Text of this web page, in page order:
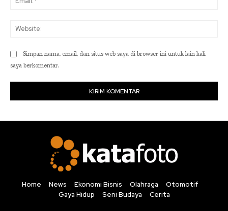
Simpan nama, email, dan situs web saya di browser ini untuk lain kali
saya berkomentar.
Home News Ekonomi Bisnis Olahraga
Otomotif
Gaya Hidup
Seni Budaya Cerita